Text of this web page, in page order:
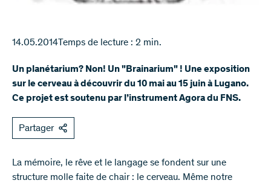
14.05.2014 Temps de lecture : 2 min.
Un planétarium? Non! Un "Brainarium" ! Une exposition
sur le cerveau à découvrir du 10 mai au 15 juin à Lugano.
Ce projet est soutenu par l’instrument Agora du FNS.
Partager
​La mémoire, le rêve et le langage se fondent sur une
structure molle faite de chair : le cerveau. Même notre